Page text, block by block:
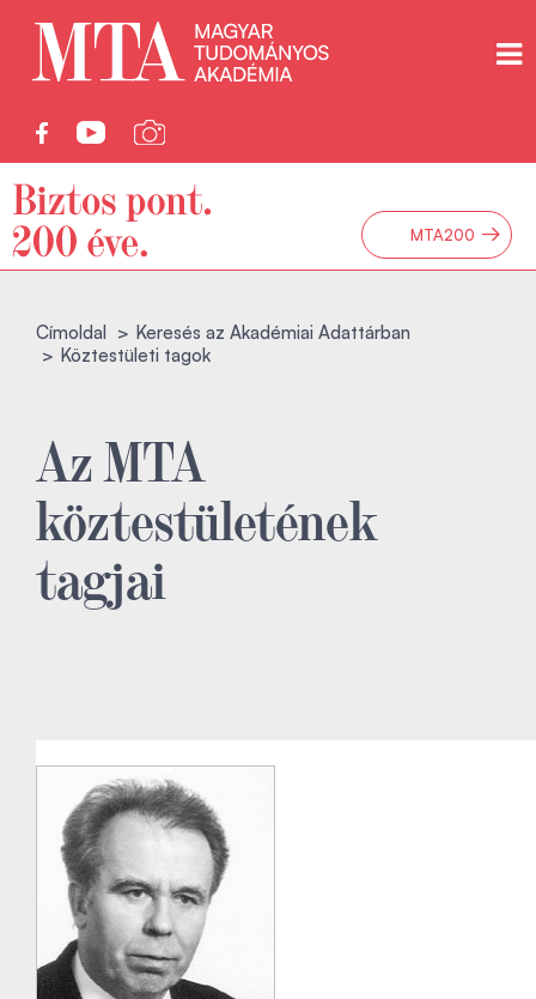
MTA200 →
Címoldal
Keresés az Akadémiai Adattárban
Köztestületi tagok
Az MTA
köztestületének
tagjai